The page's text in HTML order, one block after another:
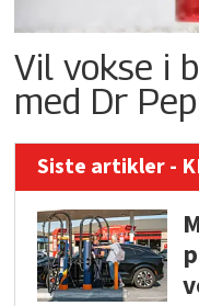
Vil vokse i
med Dr
Siste artikler -